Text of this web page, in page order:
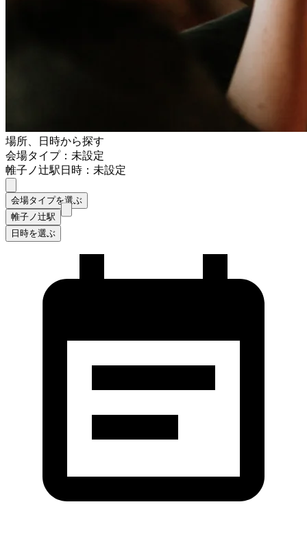
場所、日時から探す
会場タイプ：未設定
帷子ノ辻駅日時：未設定
会場タイプを選ぶ
帷子ノ辻駅
日時を選ぶ